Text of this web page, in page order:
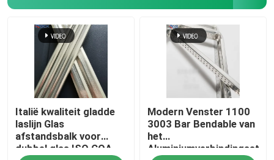
Italië kwaliteit gladde
laslijn Glas
afstandsbalk voor
dubbel glas ISO COA
Modern Venster 1100
3003 Bar Bendable van
het
Aluminiumverbindingsstuk